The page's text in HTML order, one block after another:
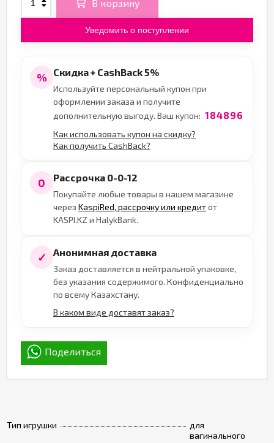
Тип игрушки
для
вагинального
В корзину
Уведомить о поступлении
% Скидка + CashBack 5%
Используйте персональный купон при
оформлении заказа и получите
дополнительную выгоду. Ваш купон: 184896
Как использовать купон на скидку?
Как получить CashBack?
0 Рассрочка 0-0-12
Покупайте любые товары в нашем магазине
через KaspiRed, рассрочку или кредитот
KASPI.KZ и HalykBank.
✓ Анонимная доставка
Заказ доставляется в нейтральной упаковке,
без указания содержимого. Конфиденциально
по всему Казахстану.
В каком виде доставят заказ?
Поделиться